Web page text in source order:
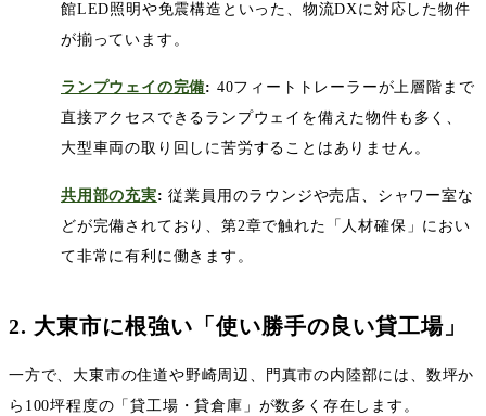
館LED照明や免震構造といった、物流DXに対応した物件
が揃っています。
ランプウェイの完備: 40フィートトレーラーが上層階まで
直接アクセスできるランプウェイを備えた物件も多く、
大型車両の取り回しに苦労することはありません。
共用部の充実: 従業員用のラウンジや売店、シャワー室な
どが完備されており、第2章で触れた「人材確保」におい
て非常に有利に働きます。
2. 大東市に根強い「使い勝手の良い貸工場」
一方で、大東市の住道や野崎周辺、門真市の内陸部には、数坪か
ら 100坪程度の「貸工場・貸倉庫」が数多く存在します。